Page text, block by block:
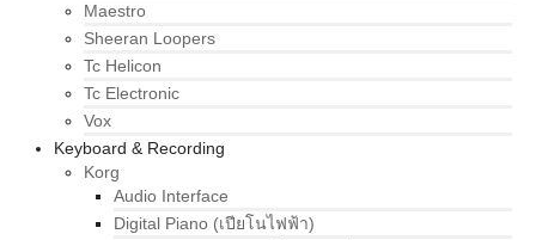
Maestro
Sheeran Loopers
Tc Helicon
Tc Electronic
Vox
Keyboard & Recording
Korg
Audio Interface
Digital Piano (เปียโนไฟฟ้า)